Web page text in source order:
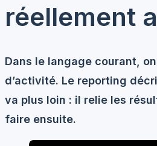
réellement
Dans le langage courant,
d’activité. Le reporting
va plus loin : il relie les
faire ensuite.